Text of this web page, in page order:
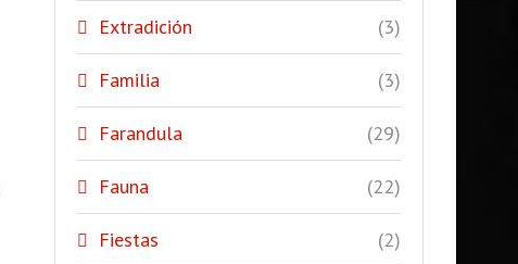
Extradición (3)
Familia (3)
Farandula (29)
Fauna (22)
Fiestas (2)